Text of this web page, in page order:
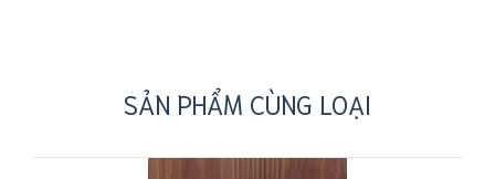
SẢN PHẨM CÙNG LOẠI